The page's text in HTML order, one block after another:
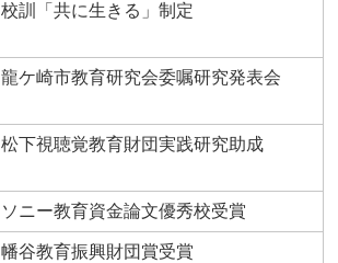
校訓「共に生きる」制定
龍ケ崎市教育研究会委嘱研究発表会
松下視聴覚教育財団実践研究助成
ソニー教育資金論文優秀校受賞
幡谷教育振興財団賞受賞